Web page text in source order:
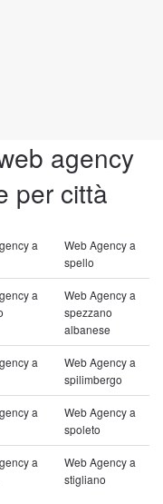
agency
per città
a
Web Agency a
spello
a
Web Agency a
spezzano
albanese
a
Web Agency a
spilimbergo
a
Web Agency a
spoleto
a
Web Agency a
stigliano